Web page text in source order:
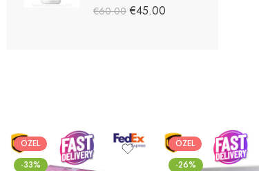
5 üzerinden
€60.00 €45.00
ÖZEL
-33%
ÖZEL
-26%